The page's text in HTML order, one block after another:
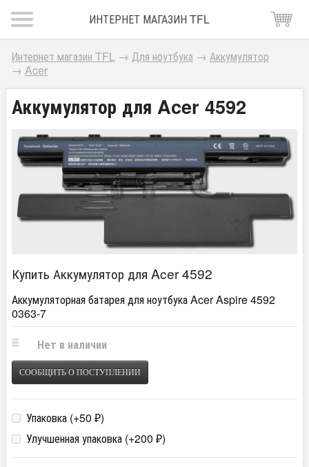
ИНТЕРНЕТ МАГАЗИН TFL
Интернет магазин TFL → Для ноутбука → Аккумулятор
→ Acer
Аккумулятор для Acer 4592
Купить Аккумулятор для Acer 4592
Аккумуляторная батарея для ноутбука Acer Aspire 4592
0363-7
Нет в наличии
СООБЩИТЬ О ПОСТУПЛЕНИИ
Упаковка (+50 ₽)
Улучшенная упаковка (+200 ₽)